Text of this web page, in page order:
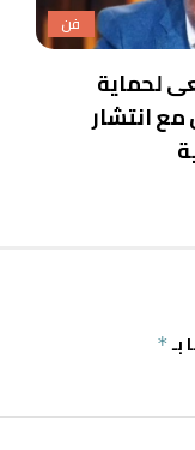
فن
لحماية
انتشار
بـ *